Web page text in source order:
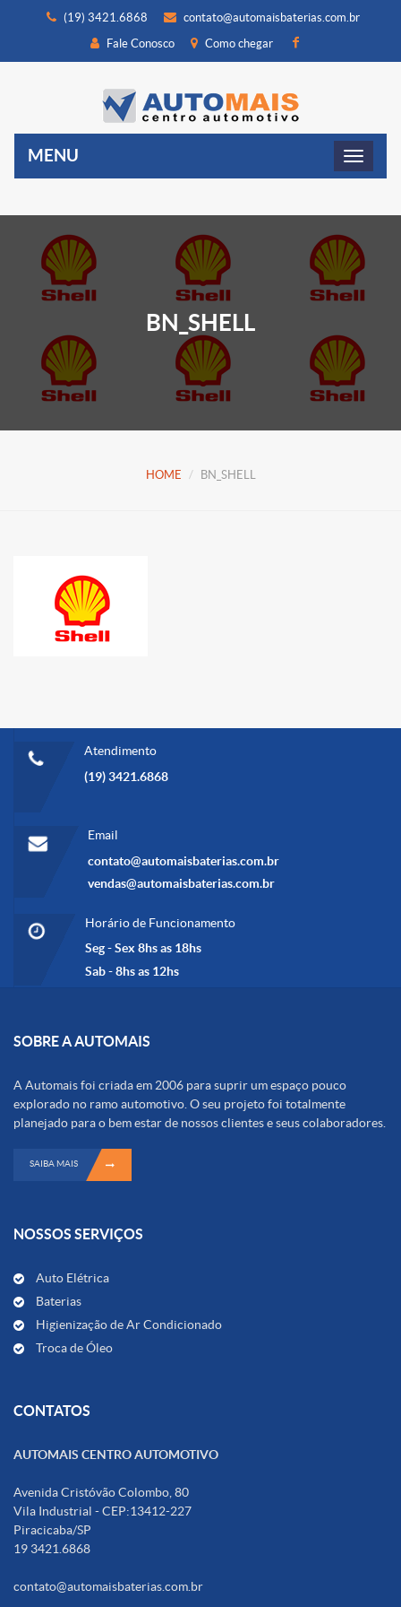
(19) 3421.6868
contato@automaisbaterias.com.br
Fale Conosco
Como chegar
MENU
BN_SHELL
HOME BN_SHELL
Atendimento
(19) 3421.6868
Email
contato@automaisbaterias.com.br
vendas@automaisbaterias.com.br
Horário de Funcionamento
Seg - Sex 8hs as 18hs
Sab - 8hs as 12hs
SOBRE A AUTOMAIS
A Automais foi criada em 2006 para suprir um espaço pouco
explorado no ramo automotivo. O seu projeto foi totalmente
planejado para o bem estar de nossos clientes e seus colaboradores.
SAIBA MAIS
NOSSOS SERVIÇOS
Auto Elétrica
Baterias
Higienização de Ar Condicionado
Troca de Óleo
CONTATOS
AUTOMAIS CENTRO AUTOMOTIVO
Avenida Cristóvão Colombo, 80
Vila Industrial - CEP:13412-227
Piracicaba/SP
19 3421.6868
contato@automaisbaterias.com.br